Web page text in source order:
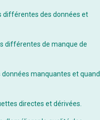
différentes des données et
différentes de manque de
manquantes et quand
directes et dérivées.